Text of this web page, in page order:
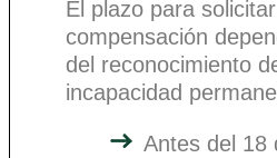
El plazo para
compensación
del reconocimiento
incapacidad
Antes del 18